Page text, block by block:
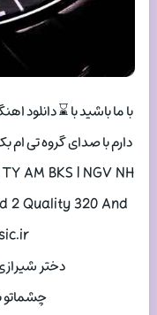
با ما باشید با ⌛ دانلود
دارم با صدای گروه تی
AM BKS | NGV NH
2 Quality 320 And
دختر
چشماتو